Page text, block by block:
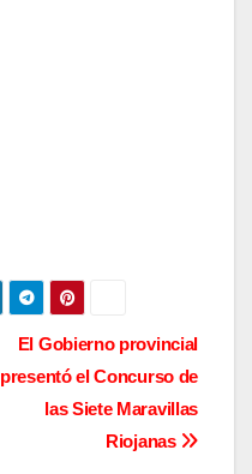
El Gobierno provincial
presentó el Concurso de
las Siete Maravillas
Riojanas